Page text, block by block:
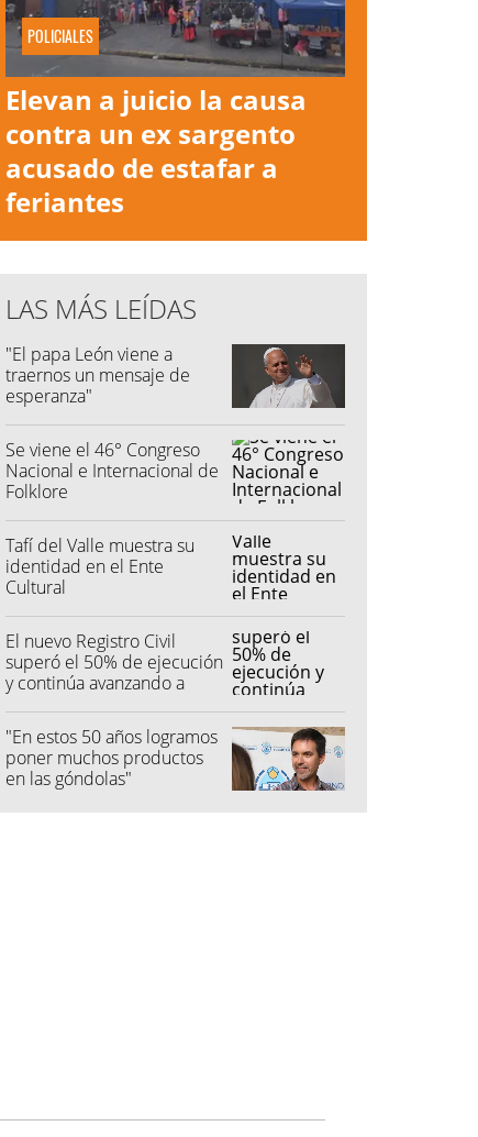
POLICIALES
Elevan a juicio la causa
contra un ex sargento
acusado de estafar a
feriantes
LAS MÁS LEÍDAS
"El papa León viene a
traernos un mensaje de
esperanza"
Se viene el 46° Congreso
Nacional e Internacional de
Folklore
Tafí del Valle muestra su
identidad en el Ente
Cultural
El nuevo Registro Civil
superó el 50% de ejecución
y continúa avanzando a
"En estos 50 años logramos
poner muchos productos
en las góndolas"